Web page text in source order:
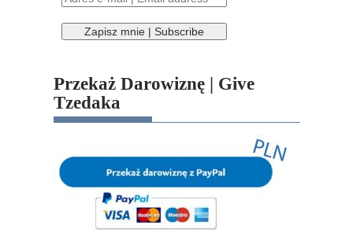
Przekaż Darowiznę | Give
Tzedaka